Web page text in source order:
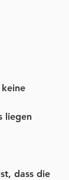
keine
liegen
dass die